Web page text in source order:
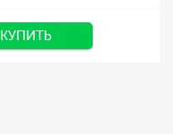
КУПИТЬ